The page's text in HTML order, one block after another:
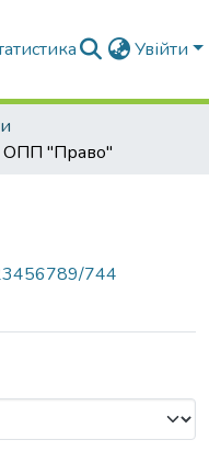
Увійти
ОПП "Право"
744